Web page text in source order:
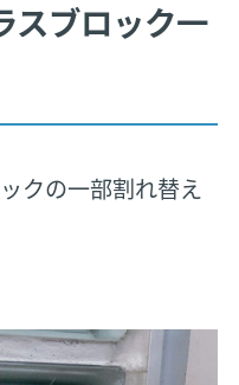
スブロック一
クの一部割れ替え